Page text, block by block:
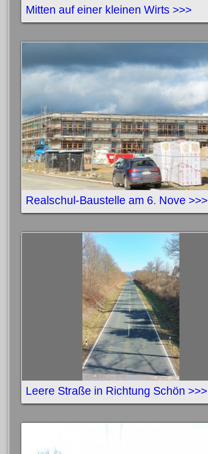
Mitten auf einer kleinen Wirts >>>
Realschul-Baustelle am 6. Nove >>>
Leere Straße in Richtung Schön >>>